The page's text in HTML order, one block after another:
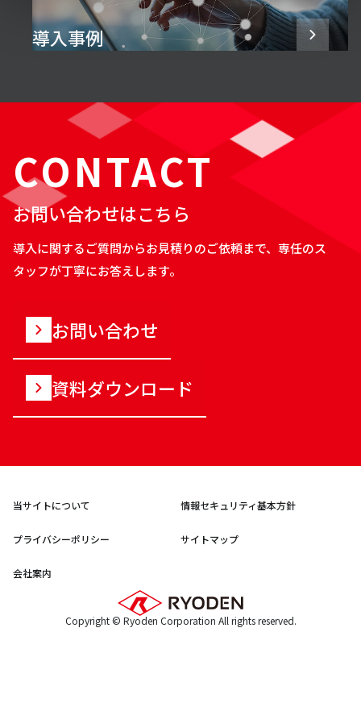
導入事例
CONTACT
お問い合わせはこちら
導入に関するご質問からお見積りのご依頼まで、専任のス
タッフが丁寧にお答えします。
お問い合わせ
資料ダウンロード
当サイトについて 情報セキュリティ基本方針
プライバシーポリシー サイトマップ
会社案内
Copyright © Ryoden Corporation All rights reserved.